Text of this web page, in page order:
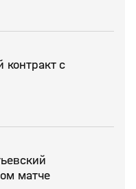
с
матче